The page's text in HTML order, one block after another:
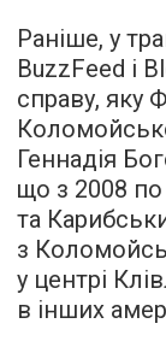
Раніше, у
BuzzFeed і
справу, яку
Геннадія
що з 2008 по
та
з
у центрі
в інших